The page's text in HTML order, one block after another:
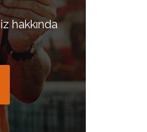
hakkında